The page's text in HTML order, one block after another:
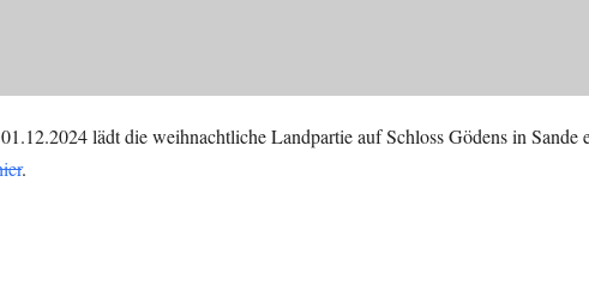
lädt die weihnachtliche Landpartie auf Schloss Gödens in Sande
.